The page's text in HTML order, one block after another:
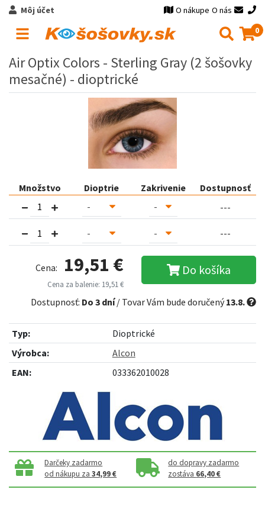
Môj účet O nákupe O nás
0
Air Optix Colors - Sterling Gray (2 šošovky
mesačné) - dioptrické
Množstvo Dioptrie Zakrivenie
Dostupnosť
---
---
Cena: 19,51 €
Cena za balenie: 19,51 €
Do košíka
Dostupnosť: Do 3 dní/ Tovar Vám bude doručený13.8.
Typ:
Dioptrické
Výrobca:
Alcon
EAN:
033362010028
Darčeky zadarmo
od nákupu za34,99 €
do dopravy zadarmo
zostáva 66,40 €